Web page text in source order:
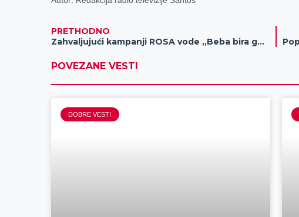
PRETHODNO
Zahvaljujući kampanji ROSA vode „Beba bira gde“, u Gradskoj bašti postavljene su dve klupe za dojenje
POVEZANE VESTI
DOBRE VESTI